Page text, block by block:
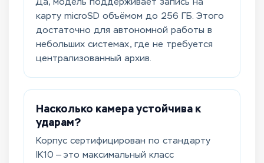
карту microSD объёмом до 256 ГБ. Этого
достаточно для автономной работы в
небольших системах, где не требуется
централизованный архив.
Насколько камера устойчива к
ударам?
Корпус сертифицирован по стандарту
IK10 — это максимальный класс